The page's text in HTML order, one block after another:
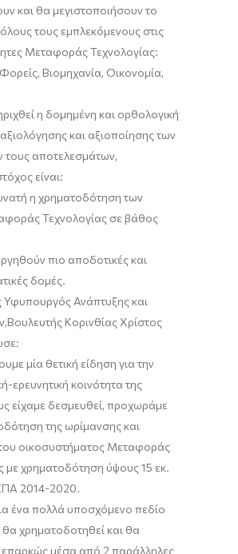
και θα μεγιστοποιήσουν το
τους εμπλεκόμενους στις
Μεταφοράς Τεχνολογίας:
Βιομηχανία, Οικονομία,
η δομημένη και ορθολογική
και αξιοποίησηςτων
τους αποτελεσμάτων,
είναι:
η χρηματοδότηση των
Τεχνολογίας σε βάθος
πιο αποδοτικές και
δομές.
Υφυπουργός Ανάπτυξης και
Βουλευτής ΚορινθίαςΧρίστος
μία θετική είδηση για την
ερευνητική κοινότητα της
είχαμε δεσμευθεί, προχωράμε
της ωρίμανσηςκαι
οικοσυστήματος Μεταφοράς
με χρηματοδότηση ύψους15 εκ.
2014-2020.
ένα πολλά υποσχόμενο πεδίο
χρηματοδοτηθεί και θα
επαρκώςμέσα από 2 παράλληλες